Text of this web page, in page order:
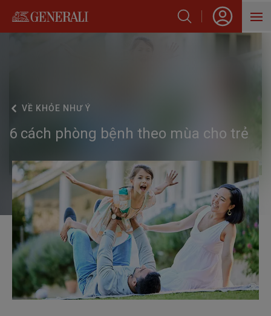
VỀ GENERALI
BLOG
VỀ KHỎE NHƯ Ý
6 cách phòng bệnh theo mùa cho trẻ